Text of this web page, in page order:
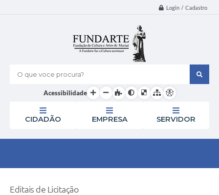
Login / Cadastro
O que voce procura?
Acessibilidade
CIDADÃO EMPRESA SERVIDOR
Editais de Licitação